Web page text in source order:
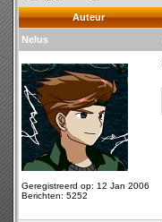
Auteur
Nelus
Geregistreerd op: 12 Jan 2006
Berichten: 5252